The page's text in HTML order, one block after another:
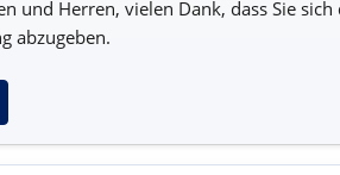
und Herren, vielen Dank, dass Sie
abzugeben.